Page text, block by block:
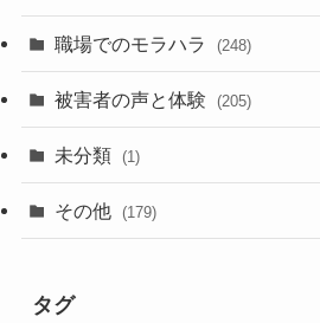
職場でのモラハラ (248)
被害者の声と体験 (205)
未分類 (1)
その他 (179)
タグ